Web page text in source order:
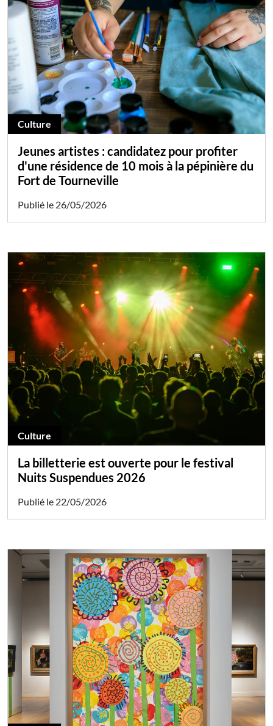
Culture
Jeunes artistes : candidatez pour profiter
d'une résidence de 10 mois à la pépinière du
Fort de Tourneville
Publié le 26/05/2026
Culture
La billetterie est ouverte pour le festival
Nuits Suspendues 2026
Publié le 22/05/2026